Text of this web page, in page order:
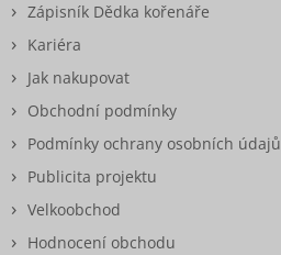
Zápisník Dědka kořenáře
Kariéra
Jak nakupovat
Obchodní podmínky
Podmínky ochrany osobních údajů
Publicita projektu
Velkoobchod
Hodnocení obchodu